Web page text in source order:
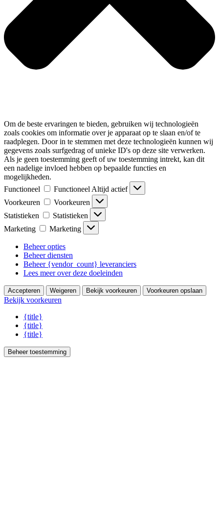
Om de beste ervaringen te bieden, gebruiken wij technologieën
zoals cookies om informatie over je apparaat op te slaan en/of te
raadplegen. Door in te stemmen met deze technologieën kunnen wij
gegevens zoals surfgedrag of unieke ID's op deze site verwerken.
Als je geen toestemming geeft of uw toestemming intrekt, kan dit
een nadelige invloed hebben op bepaalde functies en
mogelijkheden.
Functioneel
FunctioneelAltijd actief
Voorkeuren
Voorkeuren
Statistieken
Statistieken
Marketing
Marketing
Beheer opties
Beheer diensten
Beheer {vendor_count} leveranciers
Lees meer over deze doeleinden
Accepteren Weigeren Bekijk voorkeuren Voorkeuren opslaan
Bekijk voorkeuren
{title}
{title}
{title}
Beheer toestemming